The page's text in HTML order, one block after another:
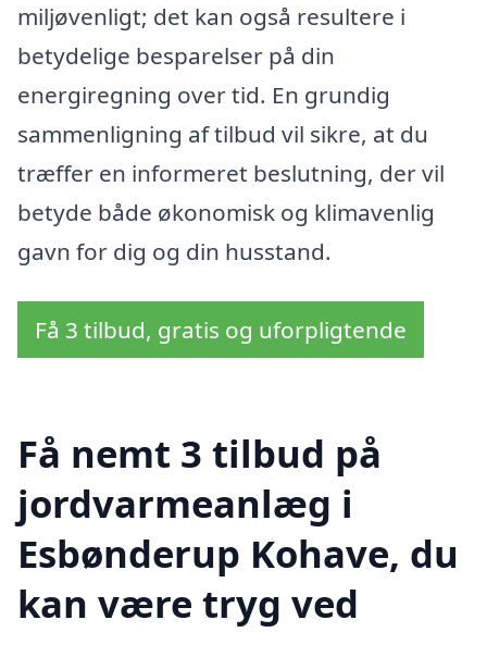
miljøvenligt; det kan også resultere i
betydelige besparelser på din
energiregning over tid. En grundig
sammenligning af tilbud vil sikre, at du
træffer en informeret beslutning, der vil
betyde både økonomisk og klimavenlig
gavn for dig og din husstand.
Få 3 tilbud, gratis og uforpligtende
Få nemt 3 tilbud på
jordvarmeanlæg i
Esbønderup Kohave, du
kan være tryg ved